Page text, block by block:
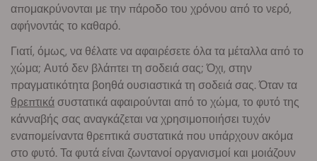
απομακρύνονται με την πάροδο του χρόνου από το νερό,
αφήνοντάς το καθαρό.
Γιατί, όμως, να θέλατε να αφαιρέσετε όλα τα μέταλλα από το
χώμα; Αυτό δεν βλάπτει τη σοδειά σας; Όχι, στην
πραγματικότητα βοηθά ουσιαστικά τη σοδειά σας. Όταν τα
θρεπτικάσυστατικά αφαιρούνται από το χώμα, το φυτό της
κάνναβής σας αναγκάζεται να χρησιμοποιήσει τυχόν
εναπομείναντα θρεπτικά συστατικά που υπάρχουν ακόμα
στο φυτό. Τα φυτά είναι ζωντανοί οργανισμοί και μοιάζουν